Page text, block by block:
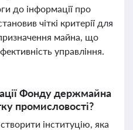
до інформації про
чіткі критерії для
майна, що
управління.
Фонду держмайна
промисловості?
інституцію, яка